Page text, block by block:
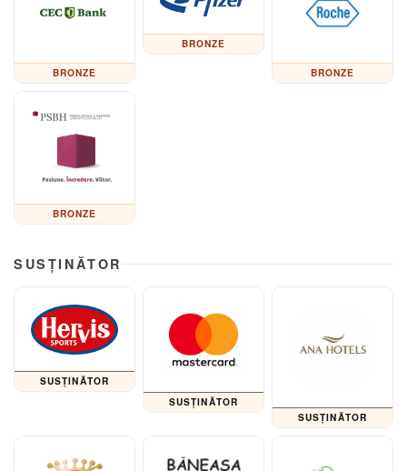
BRONZE
BRONZE
BRONZE
BRONZE
SUSȚINĂTOR
SUSȚINĂTOR
SUSȚINĂTOR
SUSȚINĂTOR